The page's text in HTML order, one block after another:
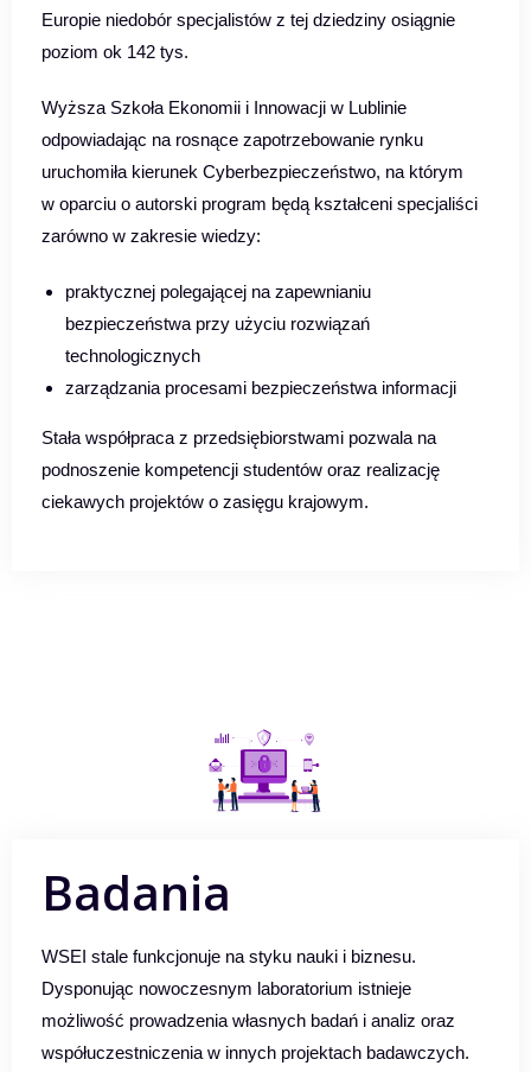
Europie niedobór specjalistów z tej dziedziny osiągnie
poziom ok 142 tys.
Wyższa Szkoła Ekonomii i Innowacji w Lublinie
odpowiadając na rosnące zapotrzebowanie rynku
uruchomiła kierunek Cyberbezpieczeństwo, na którym
w oparciu o autorski program będą kształceni specjaliści
zarówno w zakresie wiedzy:
praktycznej polegającej na zapewnianiu
bezpieczeństwa przy użyciu rozwiązań
technologicznych
zarządzania procesami bezpieczeństwa informacji
Stała współpraca z przedsiębiorstwami pozwala na
podnoszenie kompetencji studentów oraz realizację
ciekawych projektów o zasięgu krajowym.
Badania
WSEI stale funkcjonuje na styku nauki i biznesu.
Dysponując nowoczesnym laboratorium istnieje
możliwość prowadzenia własnych badań i analiz oraz
współuczestniczenia w innych projektach badawczych.